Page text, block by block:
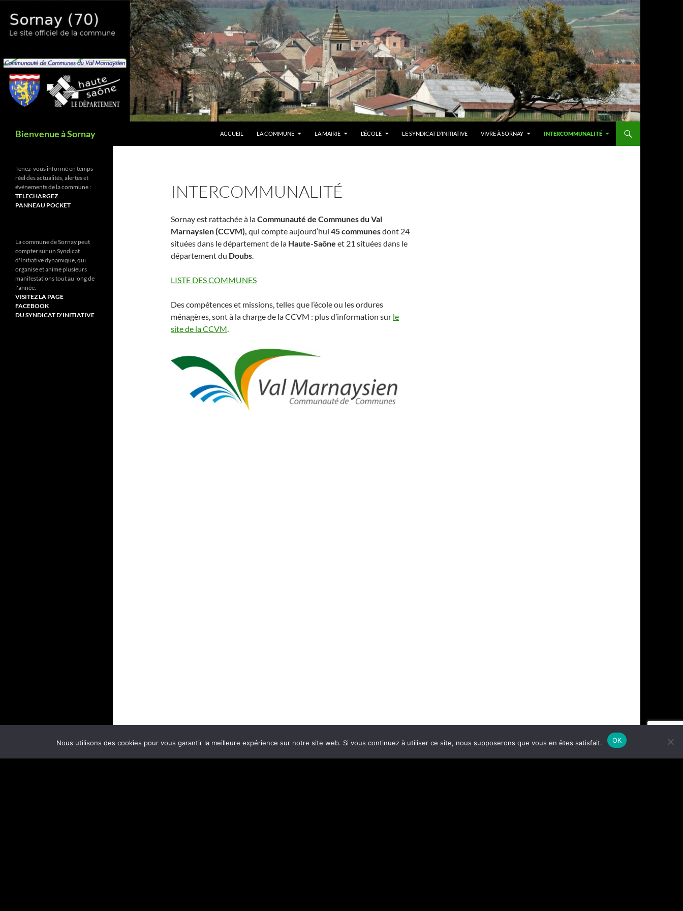
contenu
Bienvenue à Sornay ACCUEIL LA COMMUNE LA MAIRIE L’ÉCOLE LE SYNDICAT D’INITIATIVE VIVRE À SORNAY INTERCOMMUNALITÉ
INTERCOMMUNALITÉ
Sornay est rattachée à laCommunauté de Communes du Val
Marnaysien (CCVM), qui compte aujourd’hui 45 communesdont 24
situées dans le département de la Haute-Saône et 21 situées dans le
département du Doubs.
LISTE DES COMMUNES
Des compétences et missions, telles que l’école ou les ordures
ménagères, sont à la charge de la CCVM : plus d’information sur le
site de la CCVM.
Tenez-vous informé en temps
réel des actualités, alertes et
événements de la commune :
TELECHARGEZ
PANNEAU POCKET
La commune de Sornay peut
compter sur un Syndicat
d'Initiative dynamique, qui
organise et anime plusieurs
manifestations tout au long de
l'année.
VISITEZ LA PAGE
FACEBOOK
DU SYNDICAT D'INITIATIVE
Nous utilisons des cookies pour vous garantir la meilleure expérience sur notre site web. Si vous continuez à utiliser ce site, nous supposerons que vous en êtes satisfait. OK